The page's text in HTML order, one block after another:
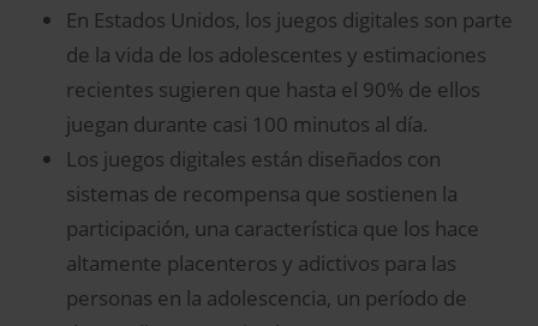
En Estados Unidos, los juegos digitales son parte
de la vida de los adolescentes y estimaciones
recientes sugieren que hasta el 90% de ellos
juegan durante casi 100 minutos al día.
Los juegos digitales están diseñados con
sistemas de recompensa que sostienen la
participación, una característica que los hace
altamente placenteros y adictivos para las
personas en la adolescencia, un período de